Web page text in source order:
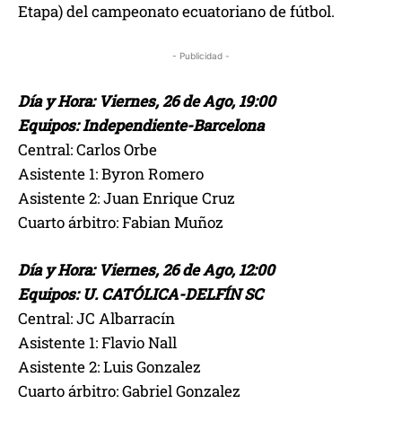
Etapa) del campeonato ecuatoriano de fútbol.
- Publicidad -
Día y Hora: Viernes, 26 de Ago, 19:00
Equipos: Independiente-Barcelona
Central: Carlos Orbe
Asistente 1: Byron Romero
Asistente 2: Juan Enrique Cruz
Cuarto árbitro: Fabian Muñoz
Día y Hora: Viernes, 26 de Ago, 12:00
Equipos: U. CATÓLICA-DELFÍN SC
Central: JC Albarracín
Asistente 1: Flavio Nall
Asistente 2: Luis Gonzalez
Cuarto árbitro: Gabriel Gonzalez